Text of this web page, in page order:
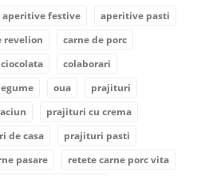
aperitive festive
aperitive pasti
revelion
carne de porc
ciocolata
colaborari
oua
prajituri
prajituri cu crema
de casa
prajituri pasti
pasare
retete carne porc vita